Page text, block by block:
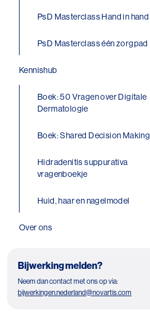
PsD Masterclass Hand in hand
PsD Masterclass één zorgpad
Kennishub
Boek: 50 Vragen over Digitale
Dermatologie
Boek: Shared Decision Making
Hidradenitis suppurativa
vragenboekje
Huid, haar en nagelmodel
Over ons
Bijwerking melden?
Neem dan contact met ons op via:
bijwerkingen.nederland@novartis.com